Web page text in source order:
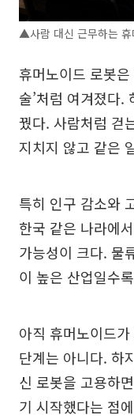
▲사람 대신 근무하는
휴머노이드 로봇
술’처럼 여겨졌다.
꿨다. 사람처럼 걷
지치지 않고 같은
특히 인구 감소와
한국 같은 나라에
가능성이 크다. 물
이 높은 산업일수
아직 휴머노이드
단계는 아니다. 하
신 로봇을 고용하
기 시작했다는 점